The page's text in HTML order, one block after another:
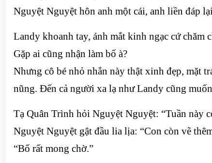
Nguyệt Nguyệt hôn anh một cái, anh liền đáp
Landy khoanh tay, ánh mắt kinh ngạc cứ chăm
Gặp ai cũng nhận làm bố à?
Nhưng cô bé nhỏ nhắn này thật xinh đẹp, mặt
nũng. Đến cả người xa lạ như Landy cũng
Tạ Quân Trình hỏi Nguyệt Nguyệt: “Tuần này
Nguyệt Nguyệt gật đầu lia lịa: “Con còn vẽ
“Bố rất mong chờ.”